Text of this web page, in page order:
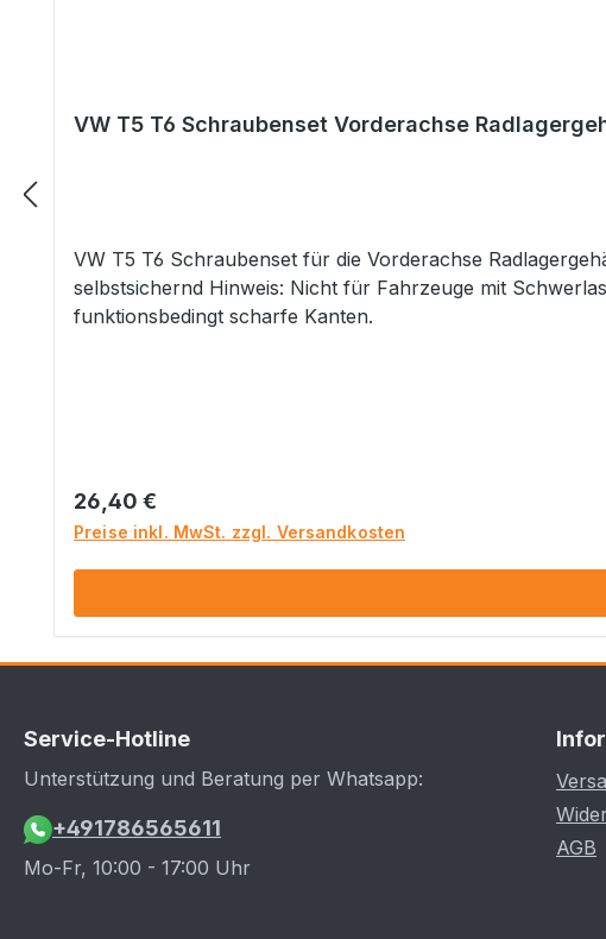
VW T5 T6 Schraubenset Vorderachse
VW T5 T6 Schraubenset für die Vorderachse
selbstsichernd Hinweis: Nicht für Fahrzeuge mit
Regulärer Preis:
26,40 €
Preise inkl. MwSt. zzgl. Versandkosten
Service-Hotline
Unterstützung und Beratung per Whatsapp:
+491786565611
Mo-Fr, 10:00 - 17:00 Uhr
AGB